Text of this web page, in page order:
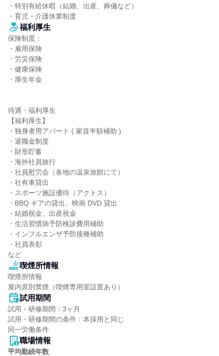
・特別有給休暇（結婚、出産、葬儀など）
・育児・介護休業制度
福利厚生
保険制度：
・雇用保険
・労災保険
・健康保険
・厚生年金
待遇・福利厚生
【福利厚生】
・独身者用アパート ( 家賃半額補助 )
・退職金制度
・財形貯蓄
・海外社員旅行
・社員慰労会（各地の温泉旅館にて）
・社有車貸出
・スポーツ施設優待（アクトス）
・BBQ ギアの貸出、映画 DVD 貸出
・結婚祝金、出産祝金
・生活習慣病予防検診費用補助
・インフルエンザ予防接種補助
・社員表彰
など
喫煙所情報
喫煙所情報
屋内原則禁煙（喫煙専用室設置あり）
試用期間
試用・研修期間：3ヶ月
試用・研修期間の条件：本採用と同じ
職場情報
平均勤続年数